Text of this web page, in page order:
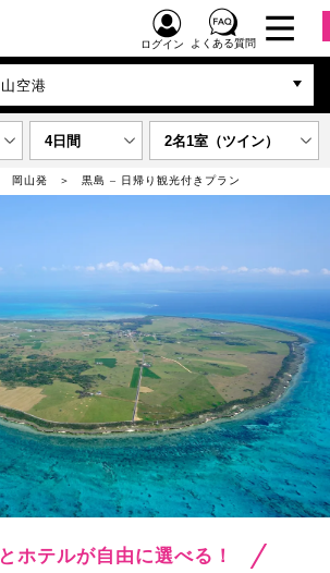
ログイン よくある質問
空港
4日間 2名1室（ツイン）
岡山発 黒島 – 日帰り観光付きプラン
ホテルが自由に選べる！